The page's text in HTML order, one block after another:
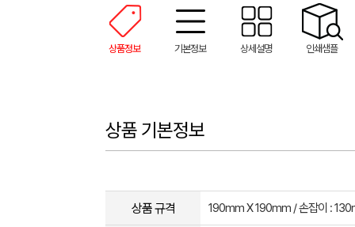
상품정보 기본정보 상세설명 인쇄샘플
상품 기본정보
상품 규격 190mm X 190mm / 손잡이 :